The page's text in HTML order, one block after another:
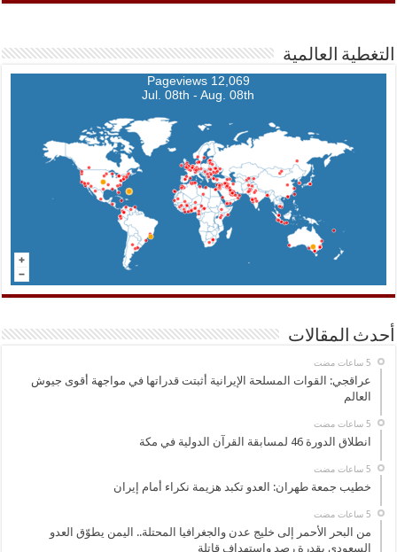
التغطية العالمية
12,069 Pageviews
Jul. 08th - Aug. 08th
أحدث المقالات
عراقجي: القوات المسلحة الإيرانية أثبتت قدراتها في مواجهة أقوى جيوش
العالم
انطلاق الدورة 46 لمسابقة القرآن الدولية في مكة
خطيب جمعة طهران: العدو تكبد هزيمة نكراء أمام إيران
من البحر الأحمر إلى خليج عدن والجغرافيا المحتلة.. اليمن يطوّق العدو
السعودي بقدرة رصد واستهداف قاتلة